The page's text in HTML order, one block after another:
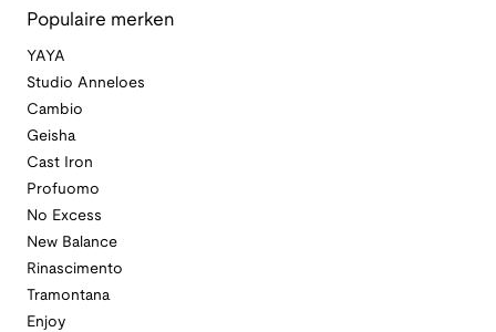
Populaire merken
YAYA
Studio Anneloes
Cambio
Geisha
Cast Iron
Profuomo
No Excess
New Balance
Rinascimento
Tramontana
Enjoy